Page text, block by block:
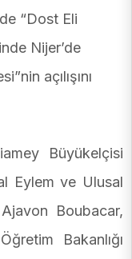
“Dost Eli
Nijer’de
açılışını
Büyükelçisi
Eylem ve Ulusal
Boubacar,
Bakanlığı